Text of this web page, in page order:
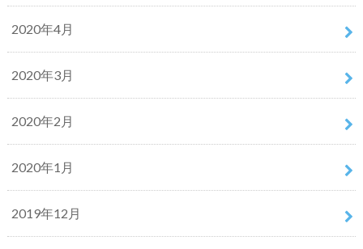
2020年4月
2020年3月
2020年2月
2020年1月
2019年12月